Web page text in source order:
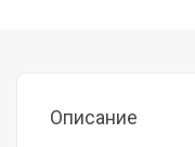
Описание